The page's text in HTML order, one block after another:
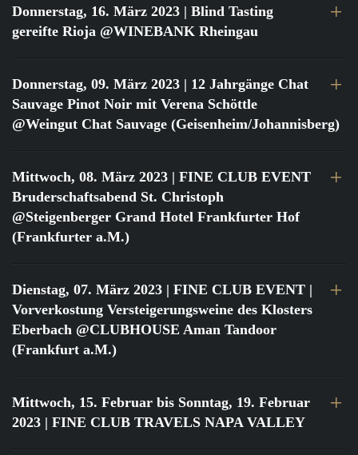
Donnerstag, 16. März 2023 | Blind Tasting
gereifte Rioja @WINEBANK Rheingau
Donnerstag, 09. März 2023 | 12 Jahrgänge Chat
Sauvage Pinot Noir mit Verena Schöttle
@Weingut Chat Sauvage (Geisenheim/Johannisberg)
Mittwoch, 08. März 2023 | FINE CLUB EVENT
Bruderschaftsabend St. Christoph
@Steigenberger Grand Hotel Frankfurter Hof
(Frankfurter a.M.)
Dienstag, 07. März 2023 | FINE CLUB EVENT |
Vorverkostung Versteigerungsweine des Klosters
Eberbach @CLUBHOUSE Aman Tandoor
(Frankfurt a.M.)
Mittwoch, 15. Februar bis Sonntag, 19. Februar
2023 | FINE CLUB TRAVELS NAPA VALLEY